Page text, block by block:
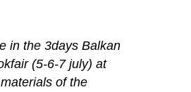
in the 3days Balkan
(5-6-7 july) at
of the